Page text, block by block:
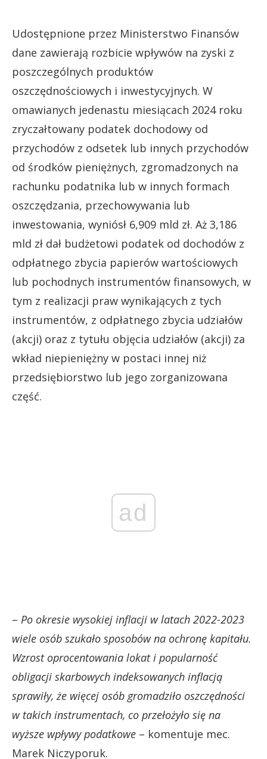
Udostępnione przez Ministerstwo Finansów
dane zawierają rozbicie wpływów na zyski z
poszczególnych produktów
oszczędnościowych i inwestycyjnych. W
omawianych jedenastu miesiącach 2024 roku
zryczałtowany podatek dochodowy od
przychodów z odsetek lub innych przychodów
od środków pieniężnych, zgromadzonych na
rachunku podatnika lub w innych formach
oszczędzania, przechowywania lub
inwestowania, wyniósł 6,909 mld zł. Aż 3,186
mld zł dał budżetowi podatek od dochodów z
odpłatnego zbycia papierów wartościowych
lub pochodnych instrumentów finansowych, w
tym z realizacji praw wynikających z tych
instrumentów, z odpłatnego zbycia udziałów
(akcji) oraz z tytułu objęcia udziałów (akcji) za
wkład niepieniężny w postaci innej niż
przedsiębiorstwo lub jego zorganizowana
część.
ad
– Po okresie wysokiej inflacji w latach 2022-2023
wiele osób szukało sposobów na ochronę kapitału.
Wzrost oprocentowania lokat i popularność
obligacji skarbowych indeksowanych inflacją
sprawiły, że więcej osób gromadziło oszczędności
w takich instrumentach, co przełożyło się na
wyższe wpływy podatkowe – komentuje mec.
Marek Niczyporuk.